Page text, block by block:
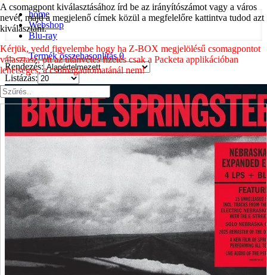
home
Webshop
Blu-ray
Termék összehasonlítás0
Rendezés:
Listázás:
A csomagpont kiválasztásához írd be az irányítószámot vagy a város
nevét, majd a megjelenő címek közül a megfelelőre kattintva tudod azt
kiválasztani.
Kérjük, vedd figyelembe hogy ha Z-BOX megjelölésű csomagpontot
választasz, ott az utánvétes fizetés csak a Packeta applikációban
lehetséges, a csomagautomatánál nem!